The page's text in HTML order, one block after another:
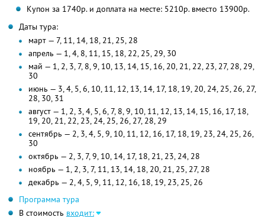
Купон за 1740р. и доплата на месте: 5210р. вместо 13900р.
Даты тура:
март — 7, 11, 14, 18, 21, 25, 28
апрель — 1, 4, 8, 11, 15, 18, 22, 25, 29, 30
май — 1, 2, 3, 7, 8, 9, 10, 13, 14, 15, 16, 20, 21, 22, 23, 27, 28, 29,
30
июнь — 3, 4, 5, 6, 10, 11, 12, 13, 14, 17, 18, 19, 20, 24, 25, 26, 27,
28, 30, 31
август — 1, 2, 3, 4, 5, 6, 7, 8, 9, 10, 11, 12, 13, 14, 15, 16, 17, 18,
19, 20, 21, 22, 23, 24, 25, 26, 27, 28, 29
сентябрь — 2, 3, 4, 5, 9, 10, 11, 12, 16, 17, 18, 19, 23, 24, 25, 26,
30
октябрь — 2, 3, 7, 9, 10, 14, 17, 18, 21, 23, 24, 28
ноябрь — 1, 2, 3, 7, 11, 13, 14, 18, 20, 21, 25, 27, 28
декабрь — 2, 4, 5, 9, 11, 12, 16, 18, 19, 23, 25, 26
Программа тура
В стоимость входит: